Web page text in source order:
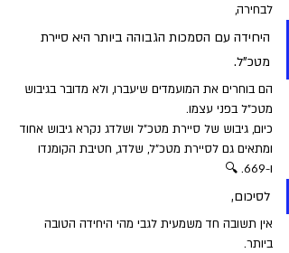
לבחירה,
היחידה עם הסמכות הגבוהה ביותר היא סיירת
מטכ"ל.
הם בוחרים את המועמדים שיעברו, ולא מדובר בגיבוש
מטכ"ל בפני עצמו.
כיום, גיבוש של סיירת מטכ"ל ושלדג נקרא גיבוש אחוד
ומתאים גם לסיירת מטכ"ל, שלדג, חטיבת הקומנדו
ו-669. 🔍
לסיכום,
אין תשובה חד משמעית לגבי מהי היחידה הטובה
ביותר.